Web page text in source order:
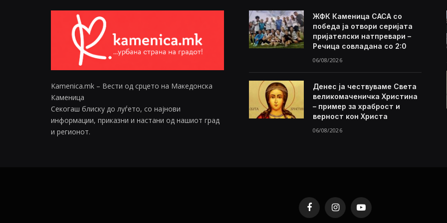
Kamenica.mk – Вести од срцето на Македонска
Каменица
Секогаш блиску до луѓето, со најнови
информации, приказни и настани од нашиот град
и регионот.
ЖФК Каменица САСА со
победа ја отвори серијата
пријателски натпревари –
Речица совладана со 2:0
06/08/2026
Денес ја чествуваме Света
великомаченичка Христина
– пример за храброст и
верност кон Христа
06/08/2026
FacebookInstagramYouTube